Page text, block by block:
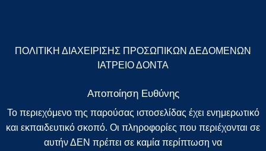
ΠΟΛΙΤΙΚΗ ΔΙΑΧΕΙΡΙΣΗΣ ΠΡΟΣΩΠΙΚΩΝ ΔΕΔΟΜΕΝΩΝ
ΙΑΤΡΕΙΟ ΔΟΝΤΑ
Αποποίηση Ευθύνης
Το περιεχόμενο της παρούσας ιστοσελίδας έχει ενημερωτικό
και εκπαιδευτικό σκοπό. Οι πληροφορίες που περιέχονται σε
αυτήν ΔΕΝ πρέπει σε καμία περίπτωση να